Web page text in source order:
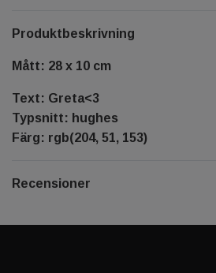
Produktbeskrivning
Mått: 28 x 10 cm
Text: Greta<3
Typsnitt: hughes
Färg: rgb(204, 51, 153)
Recensioner